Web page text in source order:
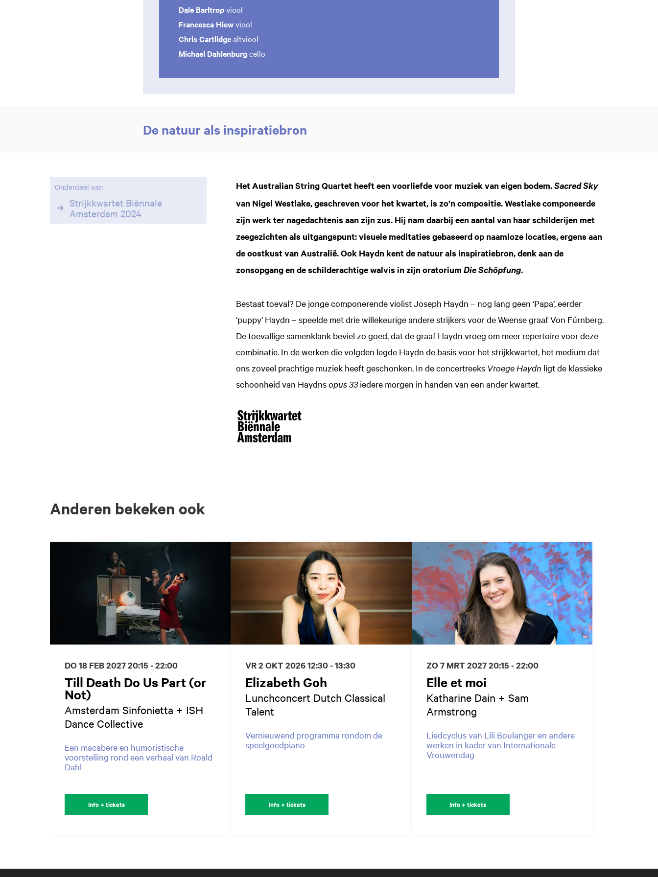
Dale Barltropviool
Francesca Hiewviool
Chris Cartlidgealtviool
Michael Dahlenburgcello
De natuur als inspiratiebron
Het Australian String Quartet heeft een voorliefde voor muziek van eigen bodem. Sacred Sky
van Nigel Westlake, geschreven voor het kwartet, is zo’n compositie. Westlake componeerde
zijn werk ter nagedachtenis aan zijn zus. Hij nam daarbij een aantal van haar schilderijen met
zeegezichten als uitgangspunt: visuele meditaties gebaseerd op naamloze locaties, ergens aan
de oostkust van Australië. Ook Haydn kent de natuur als inspiratiebron, denk aan de
zonsopgang en de schilderachtige walvis in zijn oratorium Die Schöpfung.
Bestaat toeval? De jonge componerende violist Joseph Haydn – nog lang geen ‘Papa’, eerder
‘puppy’ Haydn – speelde met drie willekeurige andere strijkers voor de Weense graaf Von Fürnberg.
De toevallige samenklank beviel zo goed, dat de graaf Haydn vroeg om meer repertoire voor deze
combinatie. In de werken die volgden legde Haydn de basis voor het strijkkwartet, het medium dat
ons zoveel prachtige muziek heeft geschonken. In de concertreeks Vroege Haydn ligt de klassieke
schoonheid van Haydnsopus 33iedere morgen in handen van een ander kwartet.
Onderdeel van
Strijkkwartet Biënnale
Amsterdam 2024
Anderen bekeken ook
Till Death Do Us Part (or
Not)
Amsterdam Sinfonietta + ISH
Dance Collective
Een macabere en humoristische
voorstelling rond een verhaal van Roald
Dahl
DO 18 FEB 202720:15 - 22:00
Info + tickets
Elizabeth Goh
Lunchconcert Dutch Classical
Talent
Vernieuwend programma rondom de
speelgoedpiano
VR 2 OKT 202612:30 - 13:30
Info + tickets
Elle et moi
Katharine Dain + Sam
Armstrong
Liedcyclus van Lili Boulanger en andere
werken in kader van Internationale
Vrouwendag
ZO 7 MRT 202720:15 - 22:00
Info + tickets